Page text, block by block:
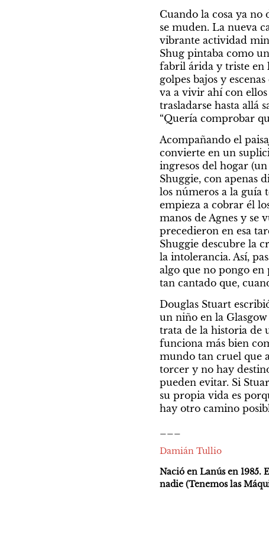
Cuando la cosa ya no
se muden. La nueva
vibrante actividad
Shug pintaba como
fabril árida y triste en
golpes bajos y
va a vivir ahí con
trasladarse hasta allá
“Quería comprobar
Acompañando el
convierte en un
ingresos del hogar
Shuggie, con apenas
los números a la guía
empieza a cobrar él
manos de Agnes y se
precedieron en esa
Shuggie descubre la
la intolerancia. Así,
algo que no pongo
tan cantado que,
Douglas Stuart
un niño en la
trata de la historia de
funciona más bien
mundo tan cruel que
torcer y no hay
pueden evitar. Si
su propia vida es
hay otro camino
Damián Tullio
Nació en Lanús en 1985.
nadie (Tenemos las